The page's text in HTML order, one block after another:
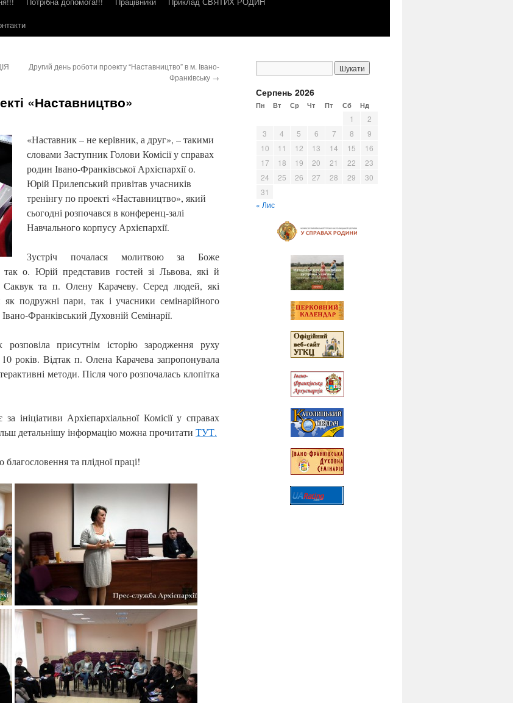
Другий день роботи проекту “Наставництво” в м. Івано-
Франківську →
«Наставництво»
«Наставник – не керівник, а друг», – такими
словами Заступник Голови Комісії у справах
родин Івано-Франківської Архієпархії о.
Юрій Прилепський привітав учасників
тренінгу по проекті «Наставництво», який
сьогодні розпочався в конференц-залі
Навчального корпусу Архієпархії.
Зустріч почалася молитвою за Боже
так о. Юрій представив гостей зі Львова, які й
та п. Олену Карачеву. Серед людей, які
подружні пари, так і учасники семінарійного
Франківський Духовній Семінарії.
присутнім історію зародження руху
років. Відтак п. Олена Карачева запропонувала
методи. Після чого розпочалась клопітка
ініціативи Архієпархіальної Комісії у справах
детальнішу інформацію можна прочитати ТУТ.
та плідної праці!
Серпень 2026
Пн Вт Ср Чт Пт Сб Нд
1
2
3
4 5 6 7 8
9
10
11 12 13 14 15
16
17
18 19 20 21 22
23
24
25 26 27 28 29
30
31
« Лис